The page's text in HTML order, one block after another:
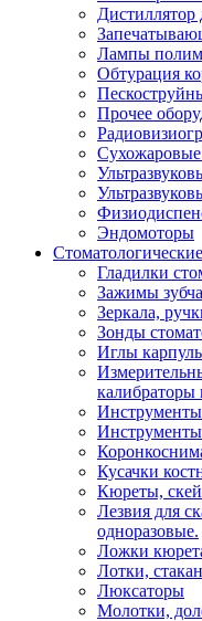
Дистиллятор
Лампы
Обтурация
Прочее
Сухожаровые
Эндомоторы
Гладилки
Зажимы
Зеркала,
Зонды
Иглы
калибраторы
Инструменты
Кусачки
Кюреты,
Лезвия для
одноразовые.
Ложки
Лотки,
Люксаторы
Молотки,